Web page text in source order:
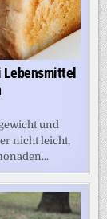
Lebensmittel
und
nicht leicht,